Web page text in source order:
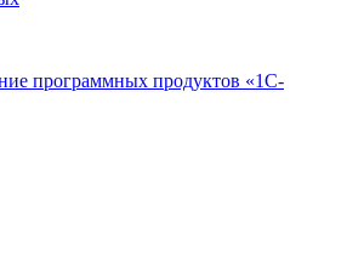
программных продуктов «1С-